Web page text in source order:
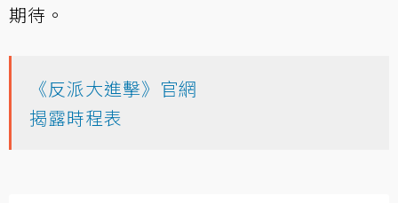
期待。
《反派大進擊》官網
揭露時程表